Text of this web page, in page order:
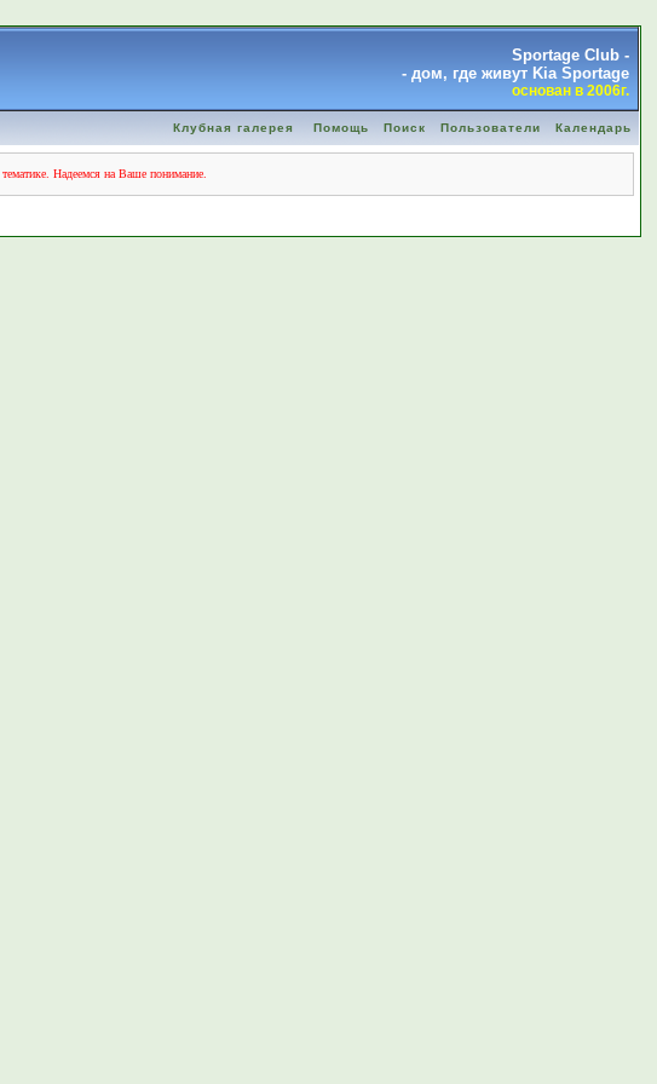
Sportage Club -
- дом, где живут Kia Sportage
основан в 2006г.
Клубная галерея Помощь Поиск Пользователи Календарь
Надеемся на Ваше понимание.